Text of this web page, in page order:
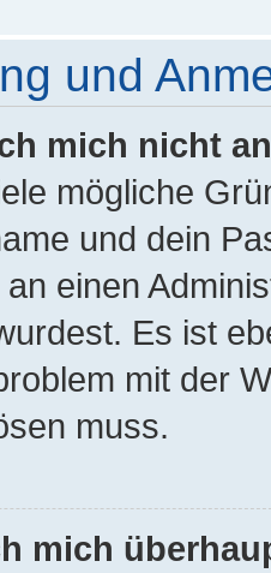
und
mich nicht
mögliche
und dein
einen
Es ist
mit der
muss.
mich